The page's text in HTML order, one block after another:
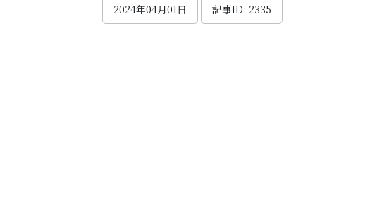
2024年04月01日 記事ID: 2335